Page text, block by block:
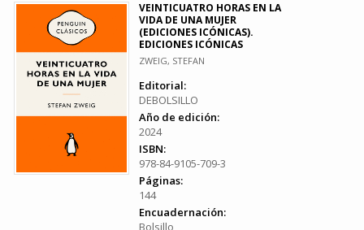
VEINTICUATRO HORAS EN LA
VIDA DE UNA MUJER
(EDICIONES ICÓNICAS).
EDICIONES ICÓNICAS
ZWEIG, STEFAN
Editorial:
DEBOLSILLO
Año de edición:
2024
ISBN:
978-84-9105-709-3
Páginas:
144
Encuadernación:
Bolsillo